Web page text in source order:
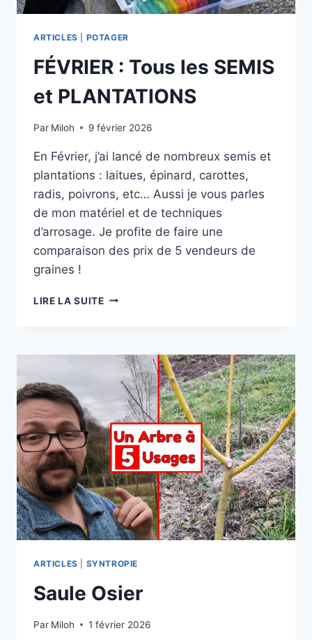
ARTICLES POTAGER
FÉVRIER : Tous les SEMIS
et PLANTATIONS
Par Miloh 9 février 2026
En Février, j’ai lancé de nombreux semis et
plantations : laitues, épinard, carottes,
radis, poivrons, etc… Aussi je vous parles
de mon matériel et de techniques
d’arrosage. Je profite de faire une
comparaison des prix de 5 vendeurs de
graines !
LIRE LA SUITEFÉVRIER
SEMIS
PLANTATIONS
ARTICLES SYNTROPIE
Saule Osier
Par Miloh 1 février 2026